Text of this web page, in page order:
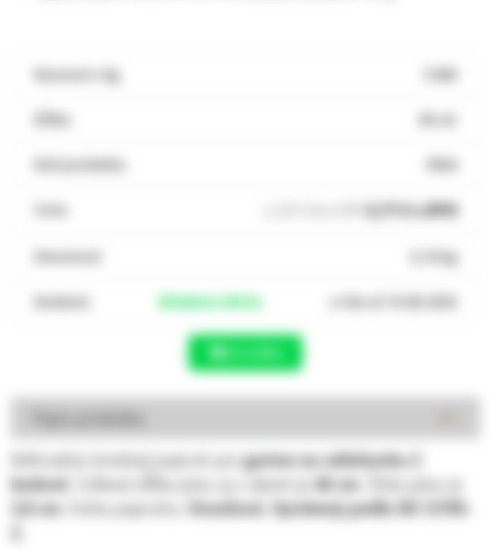
Nosnosť v kg 3 000
Dĺžka
Kód produktu 9564
Cena 2,71 € s DPH
Hmotnosť 0,10 kg
Dodanie Skladom 244 ks u Vás už 10.08.2026
Popis produktu
Náhradný stredový popruh pregurtne na odťahovku 2
bodové
40 cm
. Šírka pásu je
3,8 cm.
Farba popruhu:
Oranžová. Vyrobený podľa EN 12195-